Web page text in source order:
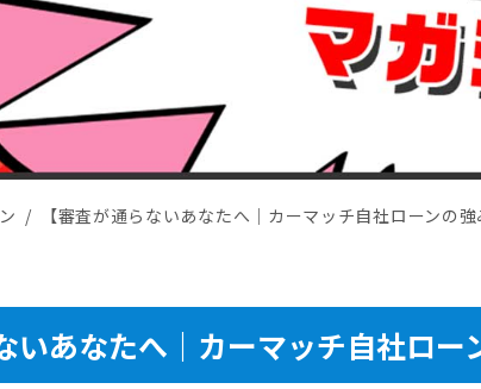
【審査が通らないあなたへ｜カーマッチ自社ローンの強
いあなたへ｜カーマッチ自社ロー